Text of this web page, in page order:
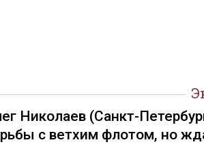
Николаев (Санкт-
с ветхим флотом, но